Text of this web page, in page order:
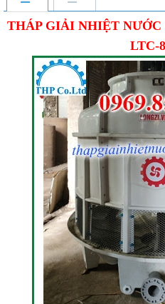
THÁP GIẢI NHIỆT
LTC-